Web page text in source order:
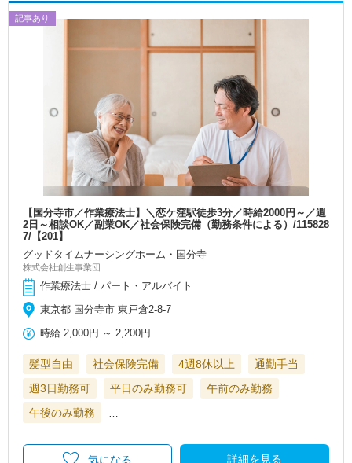
記事あり
【国分寺市／作業療法士】＼恋ケ窪駅徒歩3分／時給2000円～／週
2日～相談OK／副業OK／社会保険完備（勤務条件による）/115828
7/【201】
グッドタイムナーシングホーム・国分寺
株式会社創生事業団
作業療法士 / パート・アルバイト
東京都 国分寺市 東戸倉2-8-7
時給 2,000円 ～2,200円
髪型自由 社会保険完備 4週8休以上
通勤手当
週3日勤務可
平日のみ勤務可
午前のみ勤務
午後のみ勤務
…
詳細を見る
気になる